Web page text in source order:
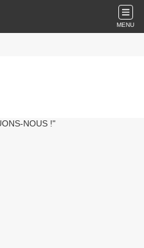
MENU